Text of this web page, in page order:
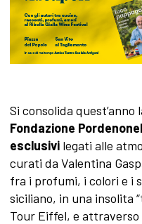
Si consolida
Fondazione
esclusivilegati alle
curati da Valentina
fra i profumi, i colori e i
siciliano, in una insolita
Tour Eiffel, e